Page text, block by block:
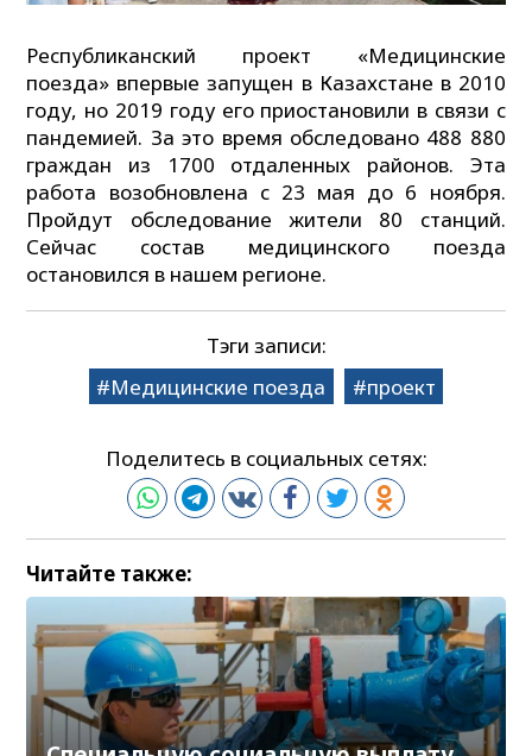
Республиканский проект «Медицинские
поезда» впервые запущен в Казахстане в 2010
году, но 2019 году его приостановили в связи с
пандемией. За это время обследовано 488 880
граждан из 1700 отдаленных районов. Эта
работа возобновлена с 23 мая до 6 ноября.
Пройдут обследование жители 80 станций.
Сейчас состав медицинского поезда
остановился в нашем регионе.
Тэги записи:
Медицинские поезда
проект
Поделитесь в социальных сетях:
Читайте также: